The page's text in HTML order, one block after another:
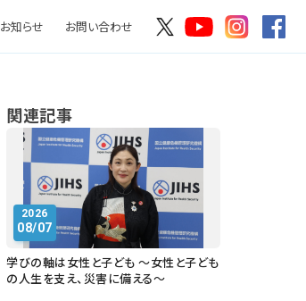
お知らせ お問い合わせ
関連記事
2026
08/07
学びの軸は女性と子ども ～女性と子ども
の人生を支え、災害に備える～